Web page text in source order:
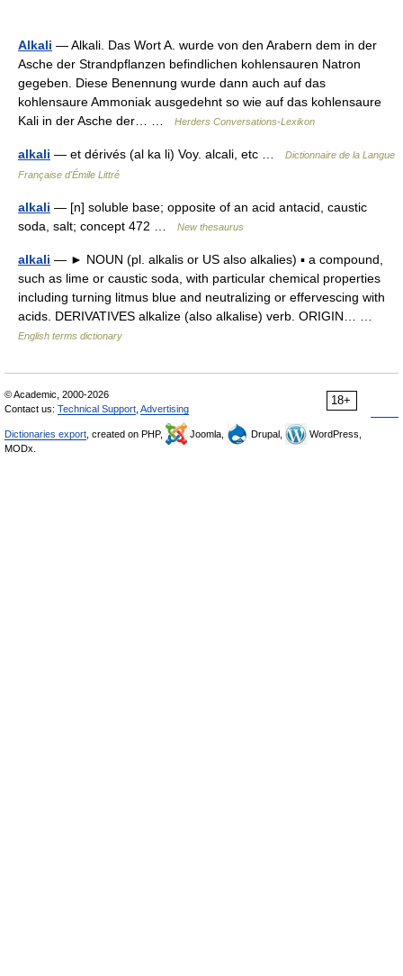
Alkali — Alkali. Das Wort A. wurde von den Arabern dem in der
Asche der Strandpflanzen befindlichen kohlensauren Natron
gegeben. Diese Benennung wurde dann auch auf das
kohlensaure Ammoniak ausgedehnt so wie auf das kohlensaure
Kali in der Asche der… …
Herders Conversations-Lexikon
alkali — et dérivés (al ka li) Voy. alcali, etc …
Dictionnaire de la Langue
Française d'Émile Littré
alkali — [n] soluble base; opposite of an acid antacid, caustic
soda, salt; concept 472 …
New thesaurus
alkali — ► NOUN (pl. alkalis or US also alkalies) ▪ a compound,
such as lime or caustic soda, with particular chemical properties
including turning litmus blue and neutralizing or effervescing with
acids. DERIVATIVES alkalize (also alkalise) verb. ORIGIN… …
English terms dictionary
18+
© Academic, 2000-2026
Contact us: Technical Support Advertising
Dictionaries export , created on PHP, Joomla, Drupal,
WordPress,
MODx.